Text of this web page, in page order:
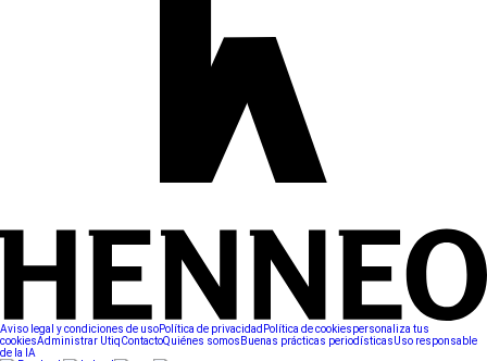
Aviso legal y condiciones de usoPolítica de privacidad Política de cookiespersonaliza tus
cookiesAdministrar UtiqContactoQuiénes somos Buenas prácticas periodísticasUso responsable
de la IA